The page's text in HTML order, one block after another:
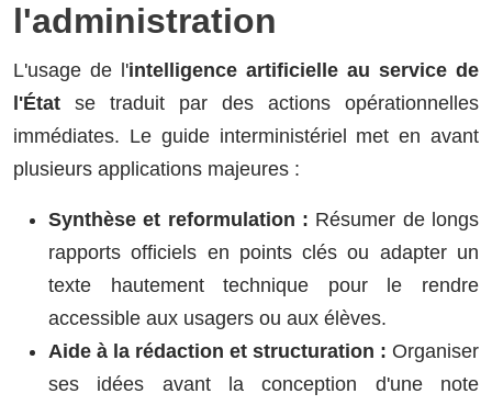
l'administration
L'usage de l'intelligence artificielle au service de
l'État se traduit par des actions opérationnelles
immédiates. Le guide interministériel met en avant
plusieurs applications majeures :
Synthèse et reformulation : Résumer de longs
rapports officiels en points clés ou adapter un
texte hautement technique pour le rendre
accessible aux usagers ou aux élèves.
Aide à la rédaction et structuration : Organiser
ses idées avant la conception d'une note